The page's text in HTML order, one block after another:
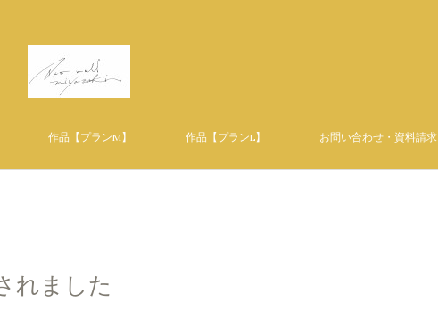
作品【プランM】 作品【プランL】 お問い合わせ・資料請求
れました